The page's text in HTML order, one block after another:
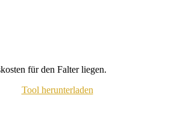
für den Falter liegen.
Tool herunterladen